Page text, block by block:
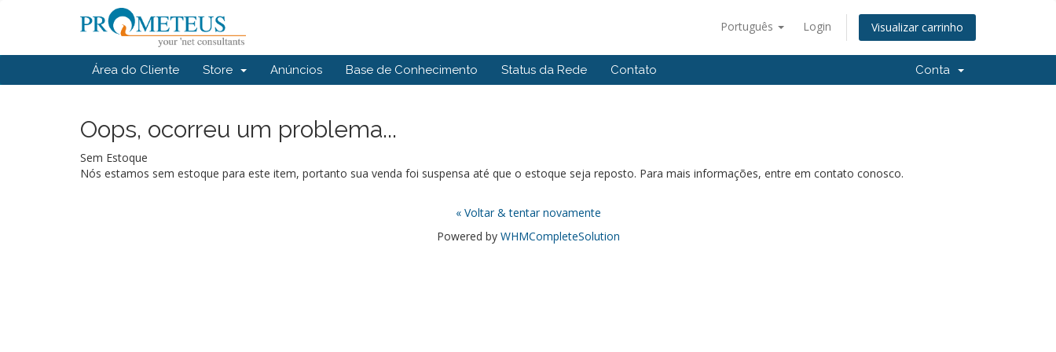
Português Login Visualizar carrinho
Área do Cliente Store Anúncios Base de Conhecimento Status da Rede Contato Conta
Oops, ocorreu um problema...
Sem Estoque
Nós estamos sem estoque para este item, portanto sua venda foi suspensa até que o estoque seja reposto. Para mais informações, entre em contato conosco.
« Voltar & tentar novamente
Powered by WHMCompleteSolution